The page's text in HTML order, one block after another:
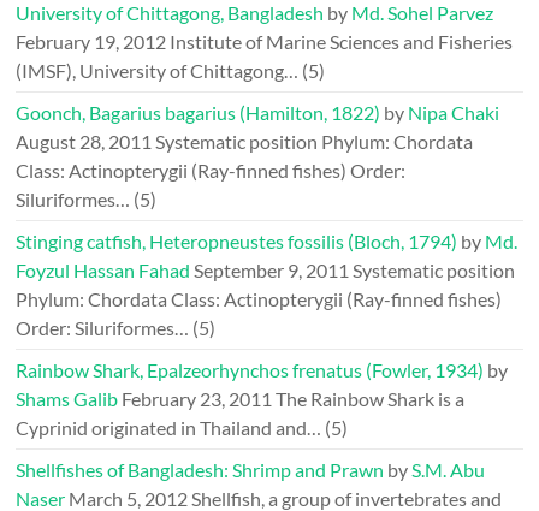
University of Chittagong, Bangladesh by Md. Sohel Parvez
February 19, 2012 Institute of Marine Sciences and Fisheries
(IMSF), University of Chittagong… (5)
Goonch, Bagarius bagarius (Hamilton, 1822) by Nipa Chaki
August 28, 2011 Systematic position Phylum: Chordata
Class: Actinopterygii (Ray-finned fishes) Order:
Siluriformes… (5)
Stinging catfish, Heteropneustes fossilis (Bloch, 1794) by Md.
Foyzul Hassan Fahad September 9, 2011 Systematic position
Phylum: Chordata Class: Actinopterygii (Ray-finned fishes)
Order: Siluriformes… (5)
Rainbow Shark, Epalzeorhynchos frenatus (Fowler, 1934) by
Shams Galib February 23, 2011 The Rainbow Shark is a
Cyprinid originated in Thailand and… (5)
Shellfishes of Bangladesh: Shrimp and Prawn byS.M. Abu
Naser March 5, 2012Shellfish, a group of invertebrates and